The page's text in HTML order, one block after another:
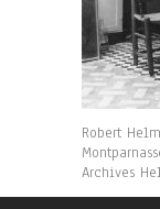
Robert
Archives